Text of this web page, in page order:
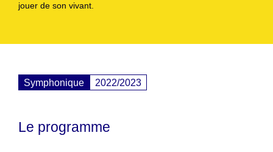
jouer de son vivant.
Symphonique 2022/2023
Le programme